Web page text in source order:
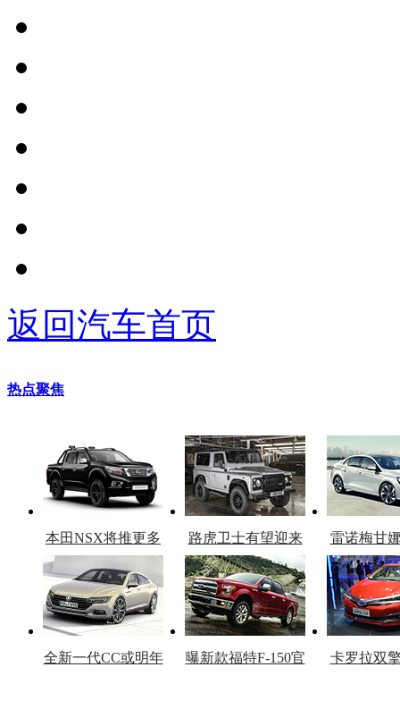
返回汽车首页
热点聚焦
本田NSX将推更多
车型
路虎卫士有望迎来
复产
雷诺梅甘
官
全新一代CC或明年
曝新款福特F-150官
卡罗拉双